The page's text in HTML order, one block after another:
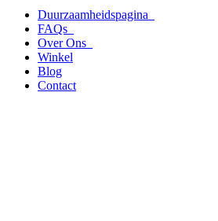
Duurzaamheidspagina
FAQs
Over Ons
Winkel
Blog
Contact